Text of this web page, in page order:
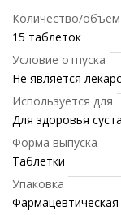
Количество/объем
15 таблеток
Условие отпуска
Не является
Используется для
Для здоровья
Форма выпуска
Таблетки
Упаковка
Фармацевтическая